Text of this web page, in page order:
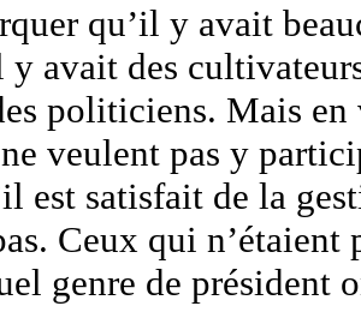
qu’il y avait
y avait des
politiciens. Mais en
veulent pas y
est satisfait de la
Ceux qui
genre de président